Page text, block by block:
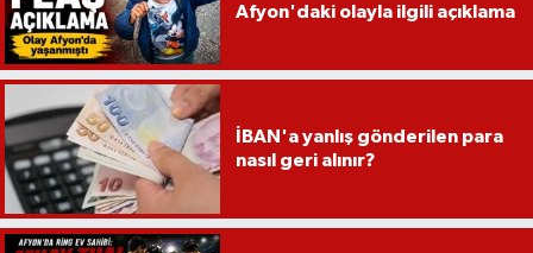
Afyon'daki olayla ilgili açıklama
İBAN'a yanlış gönderilen para
nasıl geri alınır?